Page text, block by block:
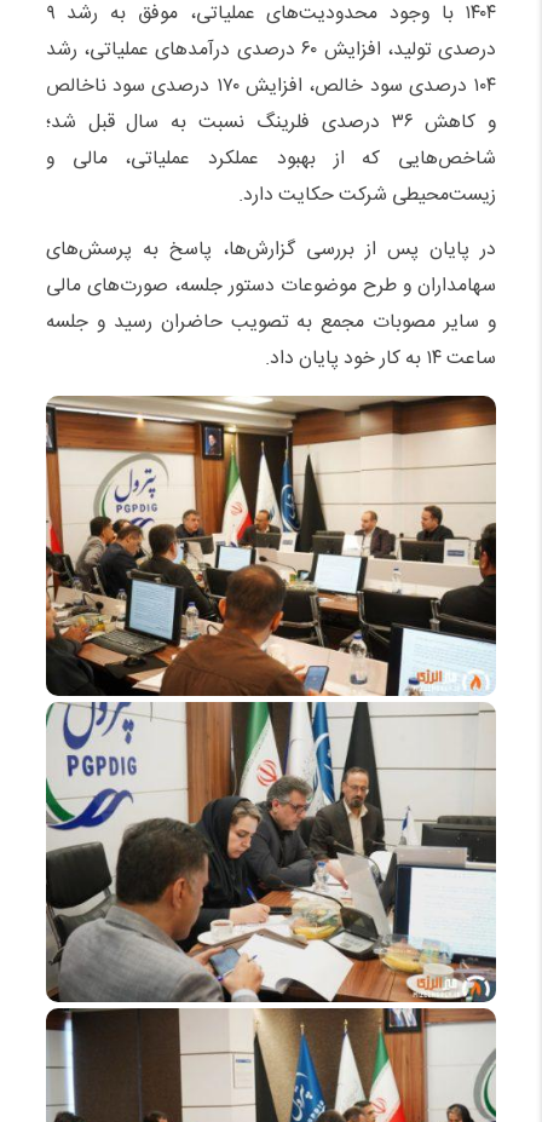
۱۴۰۴ با وجود محدودیت‌های عملیاتی، موفق به رشد ۹
درصدی تولید، افزایش ۶۰ درصدی درآمدهای عملیاتی، رشد
۱۰۴ درصدی سود خالص، افزایش ۱۷۰ درصدی سود ناخالص
و کاهش ۳۶ درصدی فلرینگ نسبت به سال قبل شد؛
شاخص‌هایی که از بهبود عملکرد عملیاتی، مالی و
زیست‌محیطی شرکت حکایت دارد.
در پایان پس از بررسی گزارش‌ها، پاسخ به پرسش‌های
سهامداران و طرح موضوعات دستور جلسه، صورت‌های مالی
و سایر مصوبات مجمع به تصویب حاضران رسید و جلسه
ساعت ۱۴ به کار خود پایان داد.